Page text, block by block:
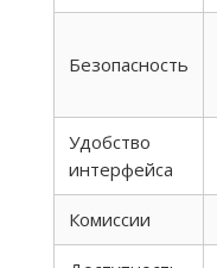
Безопасность
Удобство
интерфейса
Комиссии